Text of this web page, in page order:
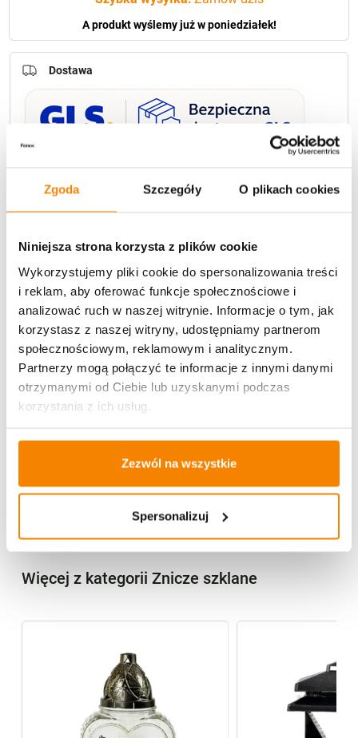
Zgoda Szczegóły O plikach cookies
Niniejsza strona korzysta z plików cookie
Wykorzystujemy pliki cookie do spersonalizowania treści
i reklam, aby oferować funkcje społecznościowe i
analizować ruch w naszej witrynie. Informacje o tym, jak
korzystasz z naszej witryny, udostępniamy partnerom
społecznościowym, reklamowym i analitycznym.
Partnerzy mogą połączyć te informacje z innymi danymi
otrzymanymi od Ciebie lub uzyskanymi podczas
korzystania z ich usług.
Zezwól na wszystkie
Spersonalizuj
Potrzebujesz większą ilość? Zapraszamy do naszej
hurtowniiPrzejdź do hurtowni B2B
Dostawa
Darmowa dostawa:
od 49 zł
Metody płatności
A produkt wyślemy już w poniedziałek!
Więcej z kategorii Znicze szklane